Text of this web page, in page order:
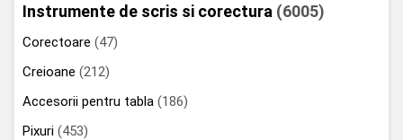
Instrumente de scris si corectura (6005)
Corectoare (47)
Creioane (212)
Accesorii pentru tabla (186)
Pixuri (453)